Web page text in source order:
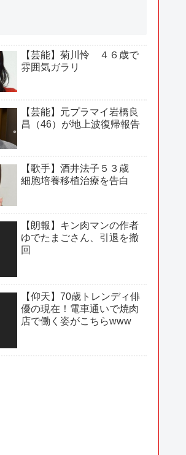
【芸能】菊川怜 ４６歳で
雰囲気ガラリ
【芸能】元プラマイ岩橋良
昌（46）が地上波復帰報告
【歌手】酒井法子５３歳
細胞培養移植治療を告白
【朗報】キン肉マンの作者
ゆでたまごさん、引退を撤
回
【仰天】70歳トレンディ俳
優の現在！電車通いで焼肉
店で働く姿がこちらwww